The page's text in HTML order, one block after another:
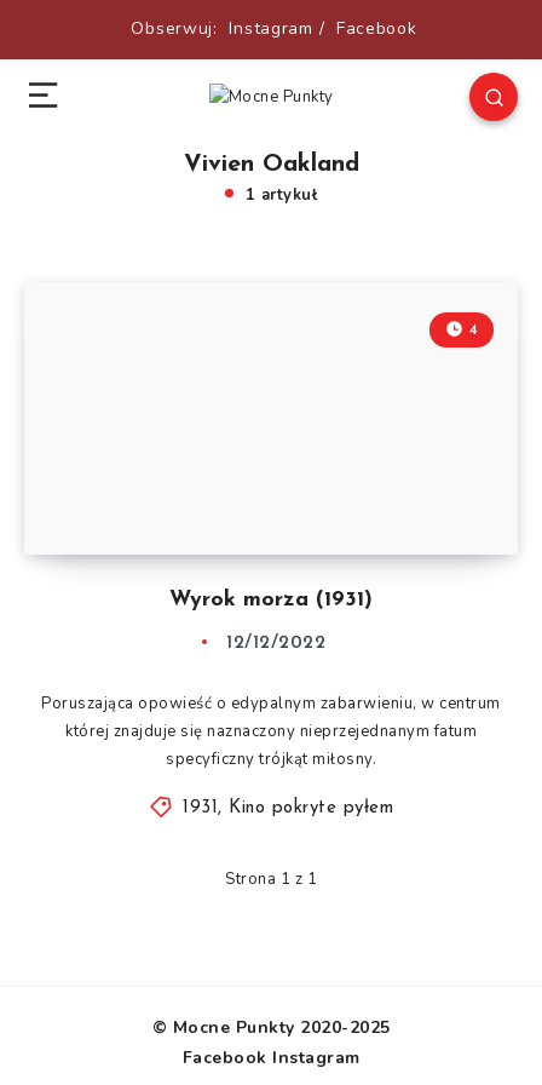
Obserwuj: Instagram / Facebook
Vivien Oakland
1 artykuł
Wyrok morza (1931)
4
12/12/2022
Poruszająca opowieść o edypalnym zabarwieniu, w centrum
której znajduje się naznaczony nieprzejednanym fatum
specyficzny trójkąt miłosny.
1931, Kino pokryte pyłem
Strona 1 z 1
© Mocne Punkty 2020-2025
Facebook Instagram